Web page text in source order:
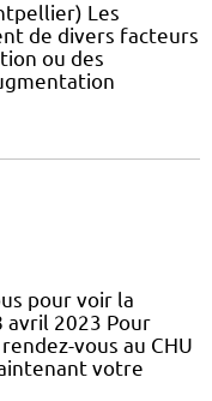
Les
de divers facteurs
ou des
pour voir la
avril 2023 Pour
vous au CHU
votre